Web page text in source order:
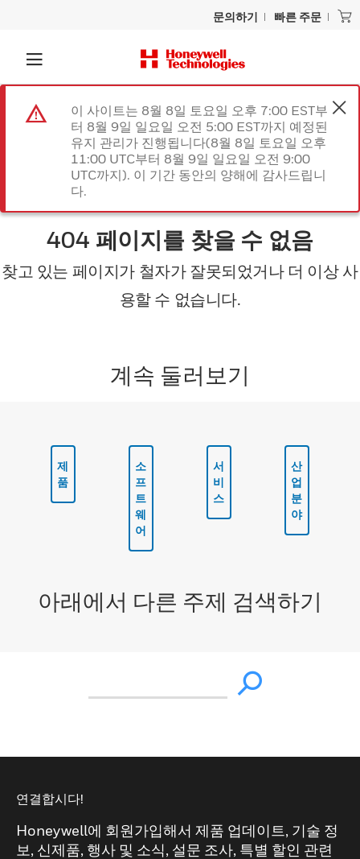
문의하기 빠른 주문
이 사이트는 8월 8일 토요일 오후 7:00 EST부
터 8월 9일 일요일 오전 5:00 EST까지 예정된
유지 관리가 진행됩니다(8월 8일 토요일 오후
11:00 UTC부터 8월 9일 일요일 오전 9:00
UTC까지). 이 기간 동안의 양해에 감사드립니
다.
404 페이지를 찾을 수 없음
찾고 있는 페이지가 철자가 잘못되었거나 더 이상 사
용할 수 없습니다.
계속 둘러보기
제
품
소
프
트
웨
어
서
비
스
산
업
분
야
아래에서 다른 주제 검색하기
연결합시다!
Honeywell에 회원가입해서 제품 업데이트, 기술 정
보, 신제품, 행사 및 소식, 설문 조사, 특별 할인 관련